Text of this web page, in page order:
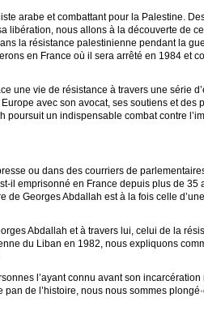
arabe et combattant pour la Palestine.
libération, nous allons à la découverte de
la résistance palestinienne pendant la
en France où il sera arrêté en 1984 et
une vie de résistance à travers une série
avec son avocat, ses soutiens et des
poursuit un indispensable combat contre
ou dans des courriers de
il emprisonné en France depuis plus de 35
de Georges Abdallah est à la fois celle
Abdallah et à travers lui, celui de la
du Liban en 1982, nous expliquons
l’ayant connu avant son
de l’histoire, nous nous sommes